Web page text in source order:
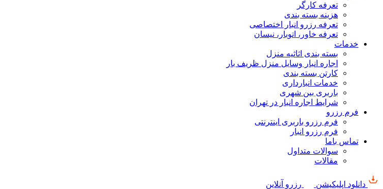
تعرفه کارگر
هزینه بسته بندی
تعرفه رزرو انبار اختصاصی
تعرفه خاور، اتوبار، نیسان
خدمات
بسته بندی اثاثیه منزل
اجاره انبار وسایل منزل ظریف بار
کارتن بسته بندی
خدمات انبارداری
باربری بین شهری
شرایط اجاره انبار در تهران
فرم رزرو
فرم رزرو باربری اینترنتی
فرم رزرو انبار
تماس باما
سوالات متداول
مقالات
دانلود اپلیکیشن رزرو آنلاین